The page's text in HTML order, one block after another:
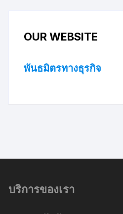
OUR WEBSITE
พันธมิตรทางธุรกิจ
บริการของเรา